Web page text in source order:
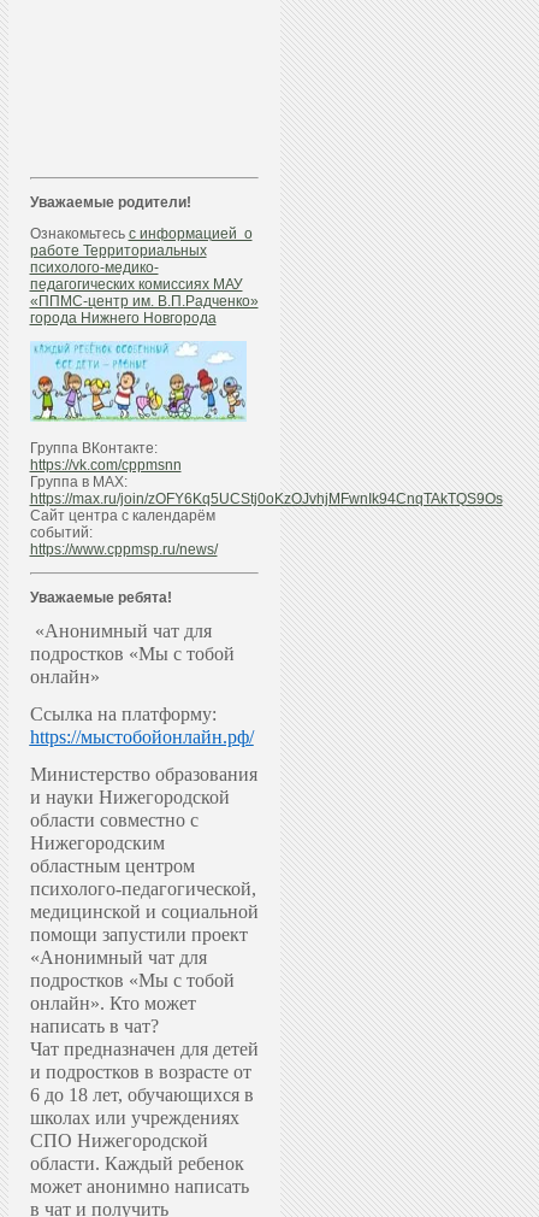
Уважаемые родители!
Ознакомьтесь с информацией о
работе Территориальных
психолого-медико-
педагогических комиссиях МАУ
«ППМС-центр им. В.П.Радченко»
города Нижнего Новгорода
Группа ВКонтакте:
https://vk.com/cppmsnn
Группа в МАХ:
https://max.ru/join/zOFY6Kq5UCStj0oKzOJvhjMFwnIk94CnqTAkTQS9Os
Сайт центра с календарём
событий:
https://www.cppmsp.ru/news/
Уважаемые ребята!
«Анонимный чат для
подростков «Мы с тобой
онлайн»
Ссылка на платформу:
https://мыстобойонлайн.рф/
Министерство образования
и науки Нижегородской
области совместно с
Нижегородским
областным центром
психолого-педагогической,
медицинской и социальной
помощи запустили проект
«Анонимный чат для
подростков «Мы с тобой
онлайн». Кто может
написать в чат?
Чат предназначен для детей
и подростков в возрасте от
6 до 18 лет, обучающихся в
школах или учреждениях
СПО Нижегородской
области. Каждый ребенок
может анонимно написать
в чат и получить